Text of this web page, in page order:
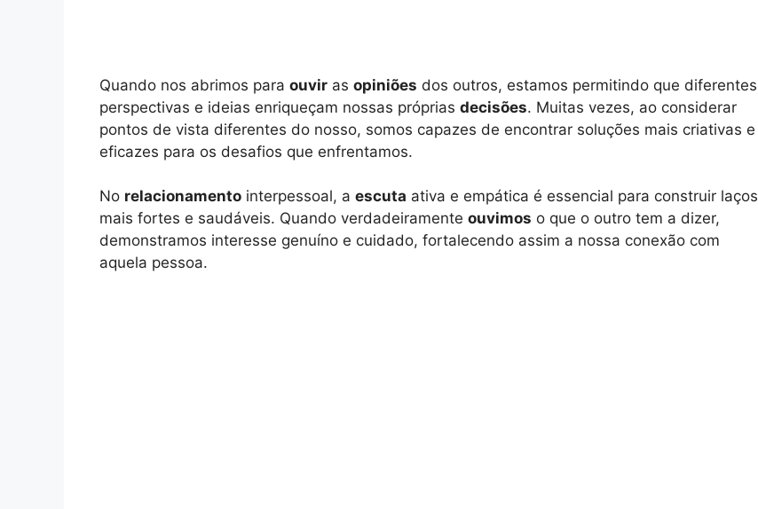
Quando nos abrimos para ouvir as opiniões dos outros, estamos permitindo que diferentes
perspectivas e ideias enriqueçam nossas próprias decisões. Muitas vezes, ao considerar
pontos de vista diferentes do nosso, somos capazes de encontrar soluções mais criativas e
eficazes para os desafios que enfrentamos.
No relacionamento interpessoal, a escuta ativa e empática é essencial para construir laços
mais fortes e saudáveis. Quando verdadeiramente ouvimos o que o outro tem a dizer,
demonstramos interesse genuíno e cuidado, fortalecendo assim a nossa conexão com
aquela pessoa.